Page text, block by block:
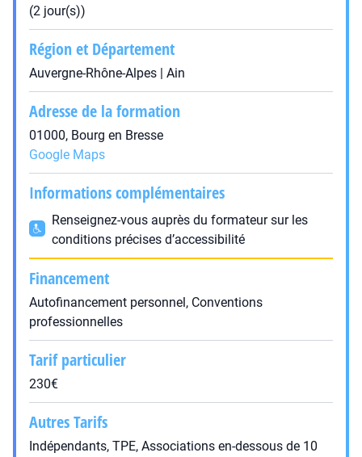
(2 jour(s))
Région et Département
Auvergne-Rhône-Alpes | Ain
Adresse de la formation
01000, Bourg en Bresse
Google Maps
Informations complémentaires
Renseignez-vous auprès du formateur sur les
conditions précises d’accessibilité
Financement
Autofinancement personnel, Conventions
professionnelles
Tarif particulier
230€
Autres Tarifs
Indépendants, TPE, Associations en-dessous de 10